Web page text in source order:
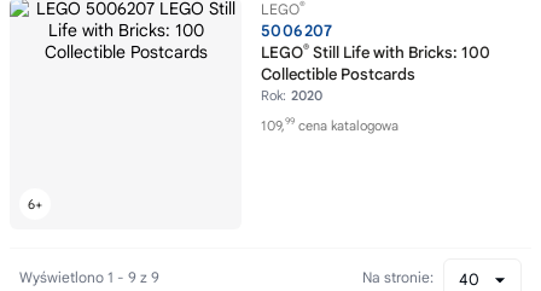
LEGO®
5006207
LEGO® Still Life with Bricks: 100
Collectible Postcards
Rok: 2020
109,99 cena katalogowa
Wyświetlono 1 - 9 z 9 40
Na stronie: